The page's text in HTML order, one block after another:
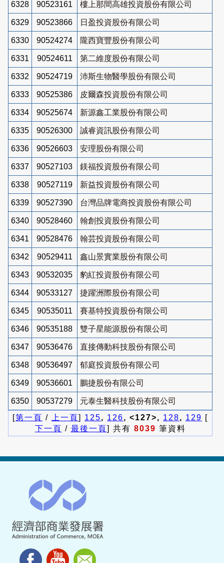
6328 90523161 樓上那間高雄投資股份有限公司
6329 90523866 日盈投資股份有限公司
6330 90524274 隴西寶豐股份有限公司
6331 90524611 第二維度股份有限公司
6332 90524719 沛斯生物醫學股份有限公司
6333 90525386 皮爾森投資股份有限公司
6334 90525674 新源鑫工業股份有限公司
6335 90526300 誠睿資訊股份有限公司
6336 90526603 安理股份有限公司
6337 90527103 鎂福投資股份有限公司
6338 90527119 新益投資股份有限公司
6339 90527390 台灣品牌電商投資股份有限公司
6340 90528460 翰創投資股份有限公司
6341 90528476 翰芸投資股份有限公司
6342 90529411 鑫山景實業股份有限公司
6343 90532035 豹紅投資股份有限公司
6344 90533127 捷躍洲際股份有限公司
6345 90535011 賽基特投資股份有限公司
6346 90535188 雙子星能源股份有限公司
6347 90536476 直接傳動科技股份有限公司
6348 90536497 郁庭投資股份有限公司
6349 90536601 鵬捷股份有限公司
6350 90537279
元泰生醫科技股份有限公司
[第一頁 / 上一頁] 125, 126, <127>, 128, 129 [
下一頁 / 最後一頁] 共有 8039 筆資料